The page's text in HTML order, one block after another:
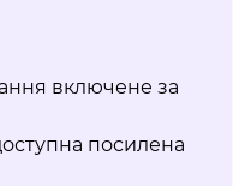
включене за
посилена